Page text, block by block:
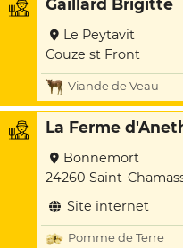
Gaillard Brigitte
Le Peytavit
Couze st Front
Viande de Veau
La Ferme
Bonnemort
24260 Saint-
Site internet
Pomme de Terre